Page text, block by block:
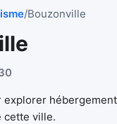
/Bouzonville
explorer
cette ville.